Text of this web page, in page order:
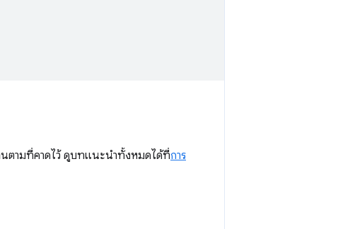
นตามที่คาดไว้ ดูบทแนะนำทั้งหมดได้ที่การ